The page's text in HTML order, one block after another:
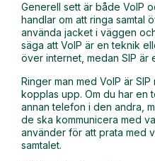
Generell sett är både VoIP
handlar om att ringa samtal
använda jacket i väggen
säga att VoIP är en teknik
över internet, medan SIP är
Ringer man med VoIP är
kopplas upp. Om du har en
annan telefon i den andra,
de ska kommunicera med
använder för att prata med
samtalet.